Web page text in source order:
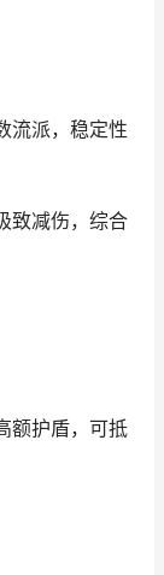
派，稳定性
减伤，综合
护盾，可抵